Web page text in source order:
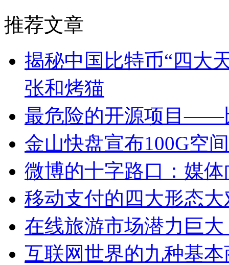
推荐文章
揭秘中国比特币“四大
张和烤猫
最危险的开源项目——
金山快盘宣布100G空
微博的十字路口：媒
移动支付的四大形态大
在线旅游市场潜力巨
互联网世界的九种基